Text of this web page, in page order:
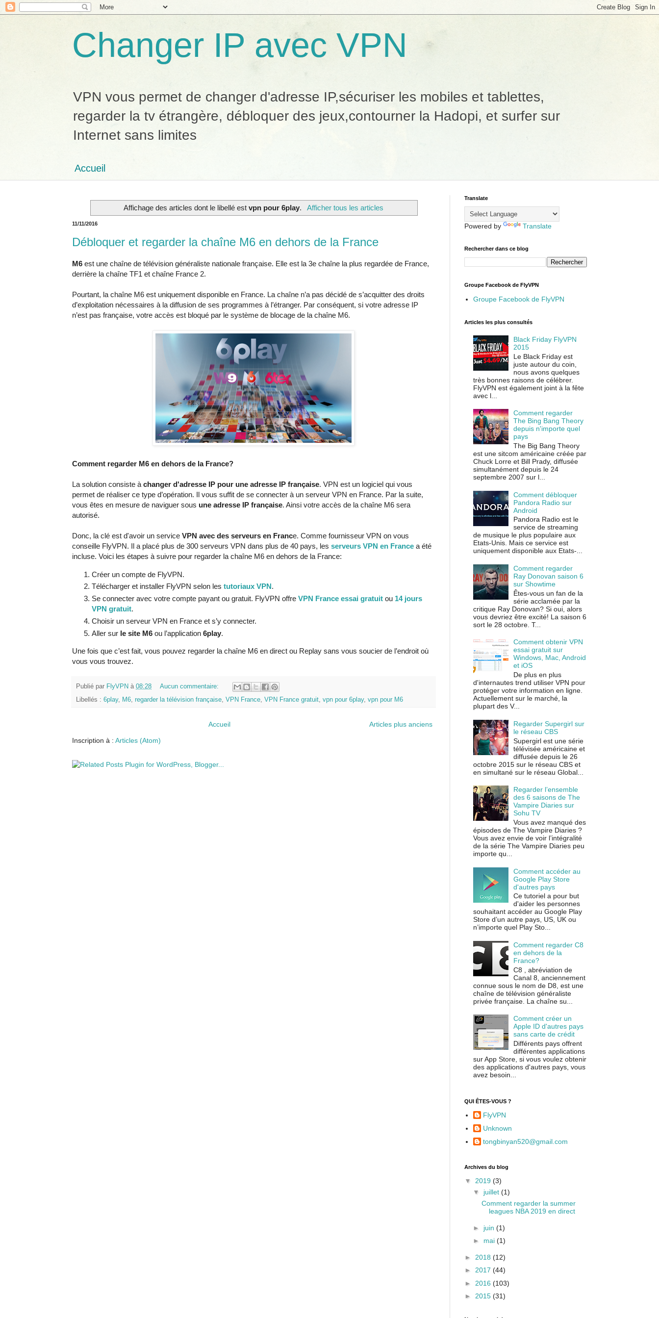
Changer IP avec VPN
VPN vous permet de changer d'adresse IP,sécuriser les mobiles et tablettes,
regarder la tv étrangère, débloquer des jeux,contourner la Hadopi, et surfer sur
Internet sans limites
Accueil
Affichage des articles dont le libellé estvpn pour 6play. Afficher tous les articles
11/11/2016
Débloquer et regarder la chaîne M6 en dehors de la France
M6 est une chaîne de télévision généraliste nationale française. Elle est la 3e chaîne la plus regardée de France,
derrière la chaîne TF1 et chaîne France 2.
Pourtant, la chaîne M6 est uniquement disponible en France. La chaîne n’a pas décidé de s’acquitter des droits
d’exploitation nécessaires à la diffusion de ses programmes à l’étranger. Par conséquent, si votre adresse IP
n’est pas française, votre accès est bloqué par le système de blocage de la chaîne M6.
Comment regarder M6 en dehors de la France?
La solution consiste à changer d'adresse IP pour une adresse IP française. VPN est un logiciel qui vous
permet de réaliser ce type d’opération. Il vous suffit de se connecter à un serveur VPN en France. Par la suite,
vous êtes en mesure de naviguer sous une adresse IP française. Ainsi votre accès de la chaîne M6 sera
autorisé.
Donc, la clé est d'avoir un service VPN avec des serveurs en France. Comme fournisseur VPN on vous
conseille FlyVPN. Il a placé plus de 300 serveurs VPN dans plus de 40 pays, les serveurs VPN en France a été
incluse. Voici les étapes à suivre pour regarder la chaîne M6 en dehors de la France:
Créer un compte de FlyVPN.
Télécharger et installer FlyVPN selon les tutoriaux VPN.
Se connecter avec votre compte payant ou gratuit. FlyVPN offre VPN France essai gratuit ou 14 jours
VPN gratuit.
Choisir un serveur VPN en France et s’y connecter.
Aller sur le site M6 ou l’application 6play.
Une fois que c’est fait, vous pouvez regarder la chaîne M6 en direct ou Replay sans vous soucier de l’endroit où
vous vous trouvez.
Publié par FlyVPN à 08:28
Aucun commentaire:
Libellés : 6play, M6 regarder la télévision française VPN France VPN France gratuit vpn pour 6play, vpn pour M6
Articles plus anciens
Accueil
Inscription à : Articles (Atom)
Translate
Powered by Translate
Rechercher dans ce blog
Groupe Facebook de FlyVPN
Groupe Facebook de FlyVPN
Articles les plus consultés
Black Friday FlyVPN
2015
Le Black Friday est
juste autour du coin,
nous avons quelques
très bonnes raisons de célébrer.
FlyVPN est également joint à la fête
avec l...
Comment regarder
The Bing Bang Theory
depuis n'importe quel
pays
The Big Bang Theory
est une sitcom américaine créée par
Chuck Lorre et Bill Prady, diffusée
simultanément depuis le 24
septembre 2007 sur l...
Comment débloquer
Pandora Radio sur
Android
Pandora Radio est le
service de streaming
de musique le plus populaire aux
Etats-Unis. Mais ce service est
uniquement disponible aux Etats-...
Comment regarder
Ray Donovan saison 6
sur Showtime
Êtes-vous un fan de la
série acclamée par la
critique Ray Donovan? Si oui, alors
vous devriez être excité! La saison 6
sort le 28 octobre. T...
Comment obtenir VPN
essai gratuit sur
Windows, Mac, Android
et iOS
De plus en plus
d'internautes trend utiliser VPN pour
protéger votre information en ligne.
Actuellement sur le marché, la
plupart des V...
Regarder Supergirl sur
le réseau CBS
Supergirl est une série
télévisée américaine et
diffusée depuis le 26
octobre 2015 sur le réseau CBS et
en simultané sur le réseau Global...
Regarder l’ensemble
des 6 saisons de The
Vampire Diaries sur
Sohu TV
Vous avez manqué des
épisodes de The Vampire Diaries ?
Vous avez envie de voir l’intégralité
de la série The Vampire Diaries peu
importe qu...
Comment accéder au
Google Play Store
d'autres pays
Ce tutoriel a pour but
d'aider les personnes
souhaitant accéder au Google Play
Store d’un autre pays, US, UK ou
n’importe quel Play Sto...
Comment regarder C8
en dehors de la
France?
C8 , abréviation de
Canal 8, anciennement
connue sous le nom de D8, est une
chaîne de télévision généraliste
privée française. La chaîne su...
Comment créer un
Apple ID d'autres pays
sans carte de crédit
Différents pays offrent
différentes applications
sur App Store, si vous voulez obtenir
des applications d'autres pays, vous
avez besoin...
QUI ÊTES-VOUS ?
FlyVPN
Unknown
tongbinyan520@gmail.com
Archives du blog
▼ 2019 (3)
▼ juillet (1)
Comment regarder la summer
leagues NBA 2019 en direct
► juin (1)
► mai (1)
► 2018 (12)
► 2017 (44)
► 2016 (103)
► 2015 (31)